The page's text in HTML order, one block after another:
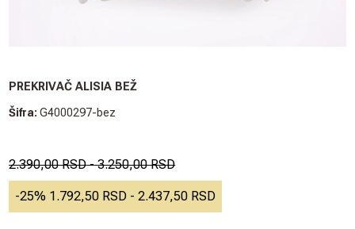
PREKRIVAČ ALISIA BEŽ
Šifra: G4000297-bez
2.390,00 RSD- 3.250,00 RSD
-25% 1.792,50 RSD - 2.437,50 RSD